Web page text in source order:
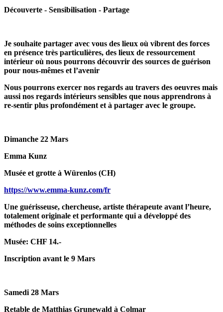
Découverte - Sensibilisation - Partage
Je souhaite partager avec vous des lieux où vibrent des forces
en présence très particulières, des lieux de ressourcement
intérieur où nous pourrons découvrir des sources de guérison
pour nous-mêmes et l’avenir
Nous pourrons exercer nos regards au travers des oeuvres mais
aussi nos regards intérieurs sensibles que nous apprendrons à
re-sentir plus profondément et à partager avec le groupe.
Dimanche 22 Mars
Emma Kunz
Musée et grotte à Würenlos (CH)
https://www.emma-kunz.com/fr
Une guérisseuse, chercheuse, artiste thérapeute avant l’heure,
totalement originale et performante qui a développé des
méthodes de soins exceptionnelles
Musée: CHF 14.-
Inscription avant le 9 Mars
Samedi 28 Mars
Retable de Matthias Grunewald à Colmar